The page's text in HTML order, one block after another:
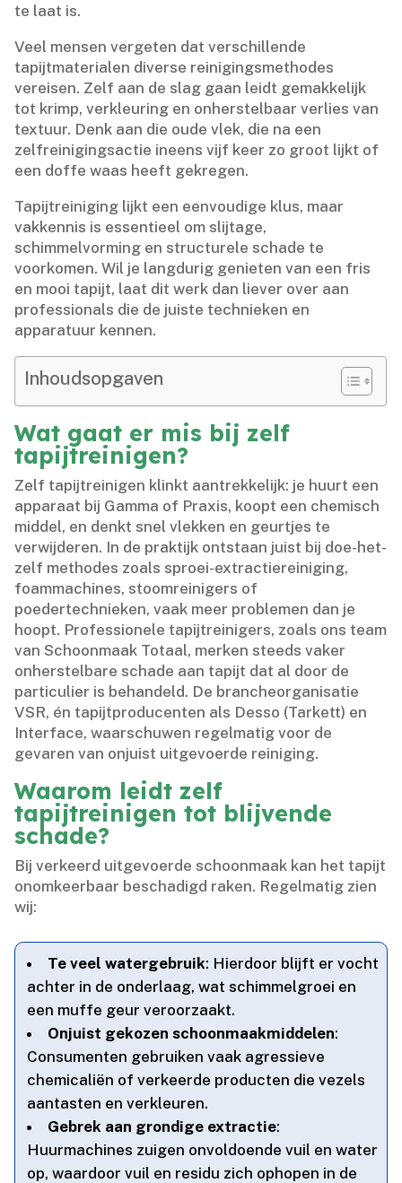
te laat is.​
Veel mensen vergeten dat verschillende
tapijtmaterialen diverse reinigingsmethodes
vereisen.​ Zelf aan de slag gaan leidt gemakkelijk
tot krimp, verkleuring en onherstelbaar verlies van
textuur.​ Denk aan die oude vlek, die na een
zelfreinigingsactie ineens vijf keer zo groot lijkt of
een doffe waas heeft gekregen.​
Tapijtreiniging lijkt een eenvoudige klus, maar
vakkennis is essentieel om slijtage,
schimmelvorming en structurele schade te
voorkomen.​ Wil je langdurig genieten van een fris
en mooi tapijt, laat dit werk dan liever over aan
professionals die de juiste technieken en
apparatuur kennen.​
Inhoudsopgaven
Wat gaat er mis bij zelf
tapijtreinigen?
Zelf tapijtreinigen klinkt aantrekkelijk: je huurt een
apparaat bij Gamma of Praxis, koopt een chemisch
middel, en denkt snel vlekken en geurtjes te
verwijderen.​ In de praktijk ontstaan juist bij doe-het-
zelf methodes zoals sproei-extractiereiniging,
foammachines, stoomreinigers of
poedertechnieken, vaak meer problemen dan je
hoopt.​ Professionele tapijtreinigers, zoals ons team
van Schoonmaak Totaal, merken steeds vaker
onherstelbare schade aan tapijt dat al door de
particulier is behandeld.​ De brancheorganisatie
VSR, én tapijtproducenten als Desso (Tarkett) en
Interface, waarschuwen regelmatig voor de
gevaren van onjuist uitgevoerde reiniging.​
Waarom leidt zelf
tapijtreinigen tot blijvende
schade?
Bij verkeerd uitgevoerde schoonmaak kan het tapijt
onomkeerbaar beschadigd raken.​ Regelmatig zien
wij:
Te veel watergebruik: Hierdoor blijft er vocht
achter in de onderlaag, wat schimmelgroei en
een muffe geur veroorzaakt.​
Onjuist gekozen schoonmaakmiddelen:
Consumenten gebruiken vaak agressieve
chemicaliën of verkeerde producten die vezels
aantasten en verkleuren.​
Gebrek aan grondige extractie:
Huurmachines zuigen onvoldoende vuil en water
op, waardoor vuil en residu zich ophopen in de